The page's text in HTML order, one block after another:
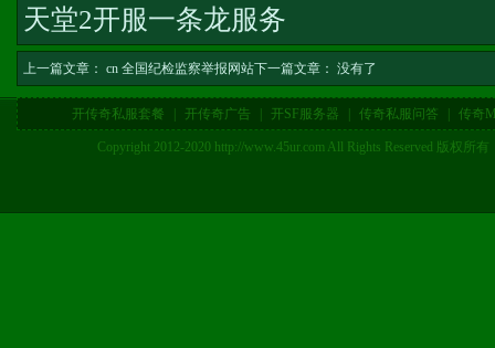
天堂2开服一条龙服务
上一篇文章： cn 全国纪检监察举报网站下一篇文章： 没有了
开传奇私服套餐 开传奇广告 开SF服务器 传奇私服问答 传奇
Copyright 2012-2020 http://www.45ur.com All Rights Reserved 版权